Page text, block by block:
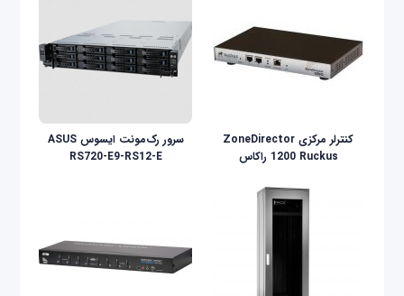
کنترلر مرکزی ZoneDirector
1200 Ruckus راکاس
سرور رک‌مونت ایسوس ASUS
RS720-E9-RS12-E